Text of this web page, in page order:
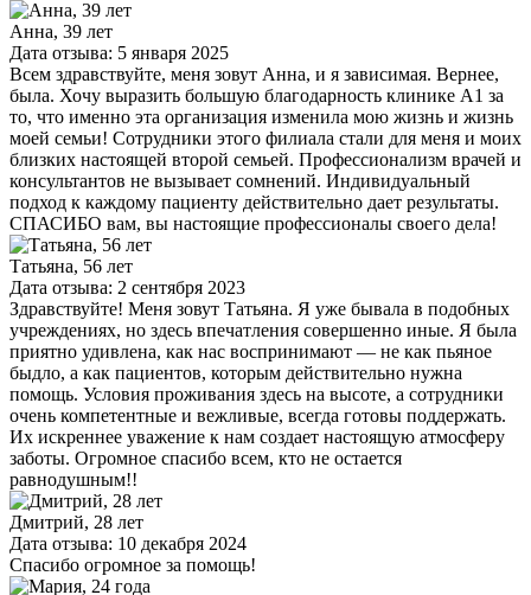
Анна, 39 лет
Дата отзыва: 5 января 2025
Всем здравствуйте, меня зовут Анна, и я зависимая. Вернее,
была. Хочу выразить большую благодарность клинике A1 за
то, что именно эта организация изменила мою жизнь и жизнь
моей семьи! Сотрудники этого филиала стали для меня и моих
близких настоящей второй семьей. Профессионализм врачей и
консультантов не вызывает сомнений. Индивидуальный
подход к каждому пациенту действительно дает результаты.
СПАСИБО вам, вы настоящие профессионалы своего дела!
Татьяна, 56 лет
Дата отзыва: 2 сентября 2023
Здравствуйте! Меня зовут Татьяна. Я уже бывала в подобных
учреждениях, но здесь впечатления совершенно иные. Я была
приятно удивлена, как нас воспринимают — не как пьяное
быдло, а как пациентов, которым действительно нужна
помощь. Условия проживания здесь на высоте, а сотрудники
очень компетентные и вежливые, всегда готовы поддержать.
Их искреннее уважение к нам создает настоящую атмосферу
заботы. Огромное спасибо всем, кто не остается
равнодушным!!
Дмитрий, 28 лет
Дата отзыва: 10 декабря 2024
Спасибо огромное за помощь!